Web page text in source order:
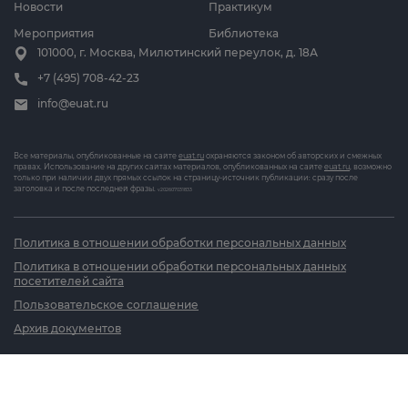
Новости
Мероприятия
Практикум
Библиотека
101000, г. Москва, Милютинский переулок, д. 18А
+7 (495) 708-42-23
info@euat.ru
Все материалы, опубликованные на сайте euat.ru охраняются законом об авторских и смежных
правах. Использование на других сайтах материалов, опубликованных на сайте euat.ru, возможно
только при наличии двух прямых ссылок на страницу-источник публикации: сразу после
заголовка и после последней фразы. v202607031833
Политика в отношении обработки персональных данных
Политика в отношении обработки персональных данных
посетителей сайта
Пользовательское соглашение
Архив документов